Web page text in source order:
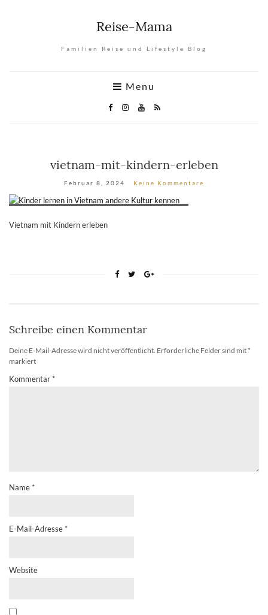
Reise-Mama
Familien Reise und Lifestyle Blog
Menu
vietnam-mit-kindern-erleben
Februar 8, 2024 Keine Kommentare
Vietnam mit Kindern erleben
Schreibe einen Kommentar
Deine E-Mail-Adresse wird nicht veröffentlicht. Erforderliche Felder sind mit *
markiert
Kommentar *
Name *
E-Mail-Adresse *
Website